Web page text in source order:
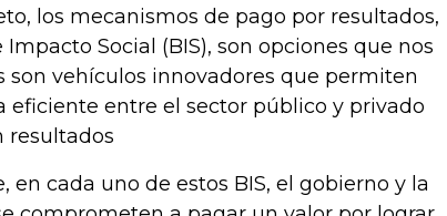
los mecanismos de pago por resultados,
Social (BIS), son opciones que nos
son vehículos innovadores que permiten
eficiente entre el sector público y privado
resultados
en cada uno de estos BIS, el gobierno y la